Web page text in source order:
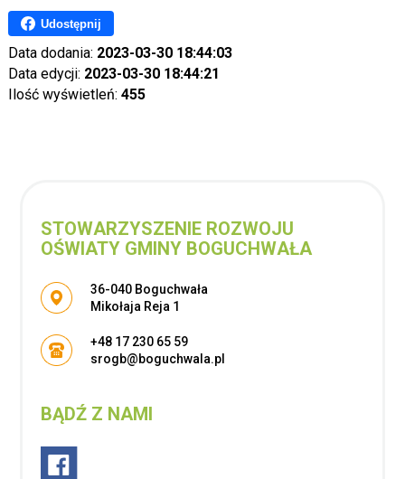
Udostępnij
Data dodania: 2023-03-30 18:44:03
Data edycji: 2023-03-30 18:44:21
Ilość wyświetleń: 455
STOWARZYSZENIE ROZWOJU
OŚWIATY GMINY BOGUCHWAŁA
Adres pocztowy:
36-040 Boguchwała
Mikołaja Reja 1
+48 17 230 65 59
srogb@boguchwala.pl
BĄDŹ Z NAMI